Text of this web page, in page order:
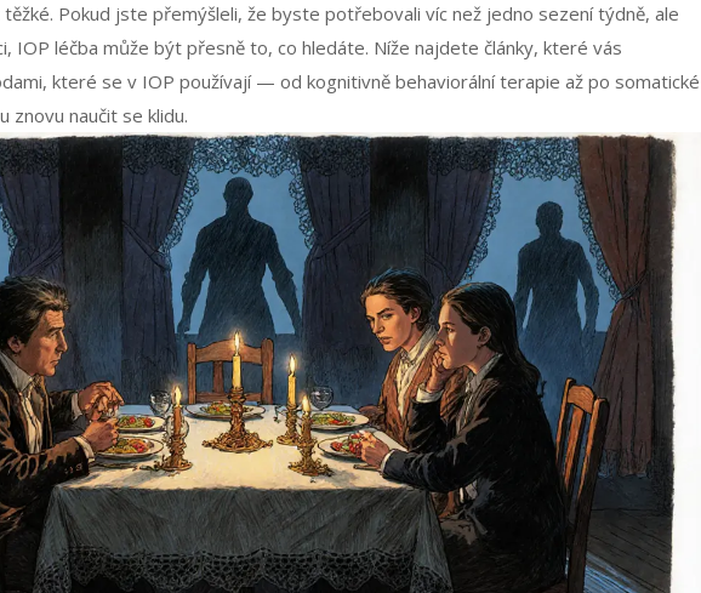
Pokud jste přemýšleli, že byste potřebovali víc než jedno sezení týdně, ale
IOP léčba může být přesně to, co hledáte. Níže najdete články, které vás
které se v IOP používají — od kognitivně behaviorální terapie až po somatické
znovu naučit se klidu.